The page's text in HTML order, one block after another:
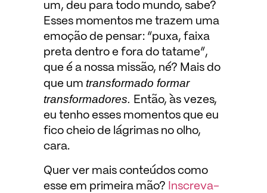
um, deu para todo mundo, sabe?
Esses momentos me trazem uma
emoção de pensar: “puxa, faixa
preta dentro e fora do tatame”,
que é a nossa missão, né? Mais do
que um transformado formar
transformadores. Então, às vezes,
eu tenho esses momentos que eu
fico cheio de lágrimas no olho,
cara.
Quer ver mais conteúdos como
esse em primeira mão?
Inscreva-